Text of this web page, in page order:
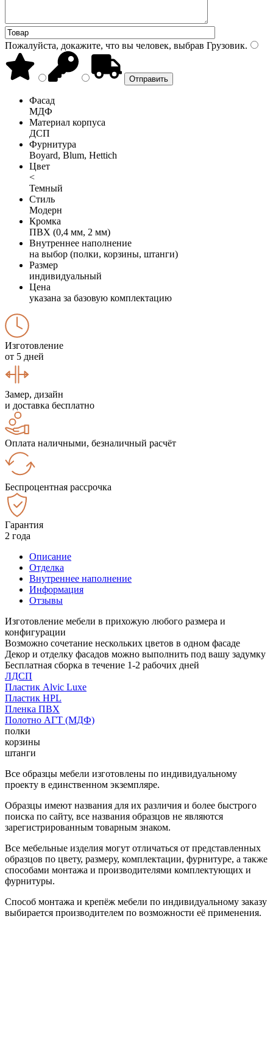
Пожалуйста, докажите, что вы человек, выбрав Грузовик.
Фасад
МДФ
Материал корпуса
ДСП
Фурнитура
Boyard, Blum, Hettich
Цвет
<
Темный
Стиль
Модерн
Кромка
ПВХ (0,4 мм, 2 мм)
Внутреннее наполнение
на выбор (полки, корзины, штанги)
Размер
индивидуальный
Цена
указана за базовую комплектацию
Изготовление
от 5 дней
Замер, дизайн
и доставка бесплатно
Оплата наличными, безналичный расчёт
Беспроцентная рассрочка
Гарантия
2 года
Описание
Отделка
Внутреннее наполнение
Информация
Отзывы
Изготовление мебели в прихожую любого размера и
конфигурации
Возможно сочетание нескольких цветов в одном фасаде
Декор и отделку фасадов можно выполнить под вашу задумку
Бесплатная сборка в течение 1-2 рабочих дней
ЛДСП
Пластик Alvic Luxe
Пластик HPL
Пленка ПВХ
Полотно АГТ (МДФ)
полки
корзины
штанги
Все образцы мебели изготовлены по индивидуальному
проекту в единственном экземпляре.
Образцы имеют названия для их различия и более быстрого
поиска по сайту, все названия образцов не являются
зарегистрированным товарным знаком.
Все мебельные изделия могут отличаться от представленных
образцов по цвету, размеру, комплектации, фурнитуре, а также
способами монтажа и производителями комплектующих и
фурнитуры.
Способ монтажа и крепёж мебели по индивидуальному заказу
выбирается производителем по возможности её применения.